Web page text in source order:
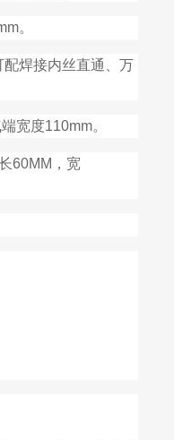
。
焊接内丝直通、万
宽度110mm。
60MM，宽